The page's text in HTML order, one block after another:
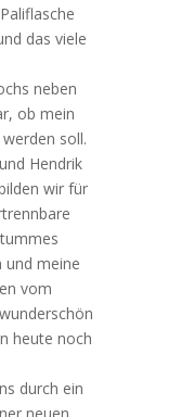
das viele
neben
ob mein
soll.
Hendrik
wir für
und meine
vom
heute noch
durch ein